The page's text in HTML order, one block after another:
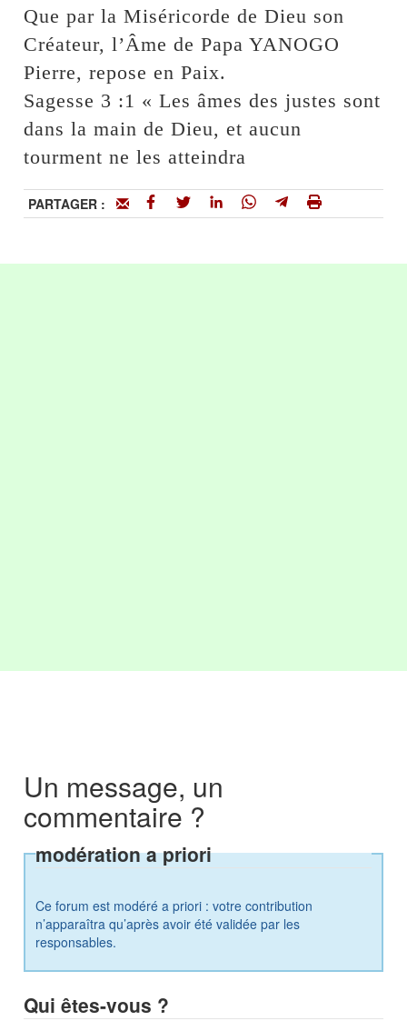
Que par la Miséricorde de Dieu son
Créateur, l’Âme de Papa YANOGO
Pierre, repose en Paix.
Sagesse 3 :1 « Les âmes des justes sont
dans la main de Dieu, et aucun
tourment ne les atteindra
PARTAGER :
Un message, un
commentaire ?
modération a priori
Ce forum est modéré a priori : votre contribution
n’apparaîtra qu’après avoir été validée par les
responsables.
Qui êtes-vous ?